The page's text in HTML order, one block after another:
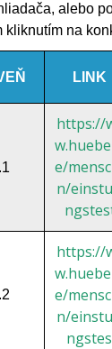
alebo
kliknutím na
LINK
https://
e/
n/
https://
e/
n/